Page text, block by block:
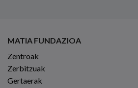
MATIA FUNDAZIOA
Zentroak
Zerbitzuak
Gertaerak